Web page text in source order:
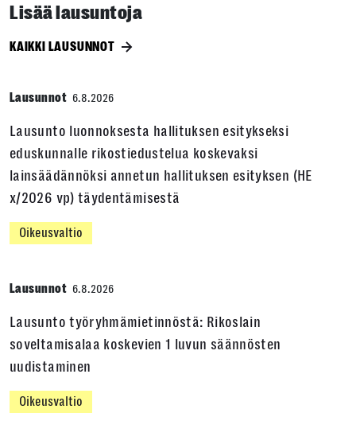
Lisää lausuntoja
KAIKKI LAUSUNNOT
Lausunnot 6.8.2026
Lausunto luonnoksesta hallituksen esitykseksi
eduskunnalle rikostiedustelua koskevaksi
lainsäädännöksi annetun hallituksen esityksen (HE
x/2026 vp) täydentämisestä
Oikeusvaltio
Lausunnot 6.8.2026
Lausunto työryhmämietinnöstä: Rikoslain
soveltamisalaa koskevien 1 luvun säännösten
uudistaminen
Oikeusvaltio